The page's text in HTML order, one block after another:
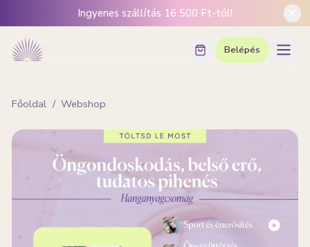
Ingyenes szállítás 16 500 Ft-tól!
Belépés
Főoldal / Webshop